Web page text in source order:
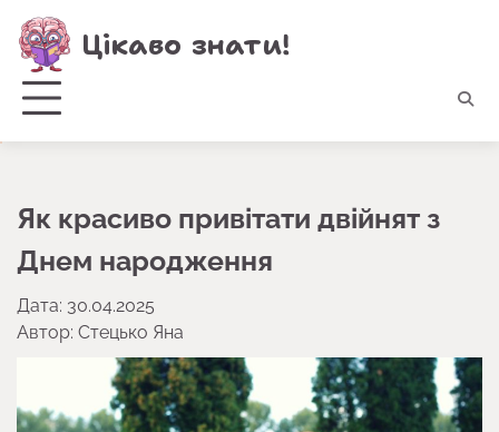
Перейти
до
вмісту
Цікаво знати!
Як красиво привітати двійнят з
Днем народження
Дата: 30.04.2025
Автор: Стецько Яна